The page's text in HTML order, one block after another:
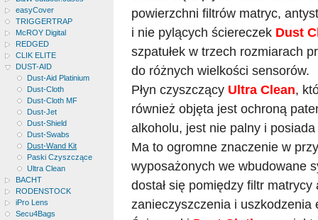
easyCover
TRIGGERTRAP
McROY Digital
REDGED
CLIK ELITE
DUST-AID
Dust-Aid Platinium
Dust-Cloth
Dust-Cloth MF
Dust-Jet
Dust-Shield
Dust-Swabs
Dust-Wand Kit
Paski Czyszczące
Ultra Clean
BACHT
RODENSTOCK
iPro Lens
Secu4Bags
powierzchni filtrów matryc,
i nie pylących ściereczek Dust
szpatułek w trzech rozmiarach
do różnych wielkości sensorów.
Płyn czyszczący Ultra Clean,
również objęta jest ochroną
alkoholu, jest nie palny i
Ma to ogromne znaczenie w
wyposażonych we wbudowane
dostał się pomiędzy filtr
zanieczyszczenia i uszkodzenia